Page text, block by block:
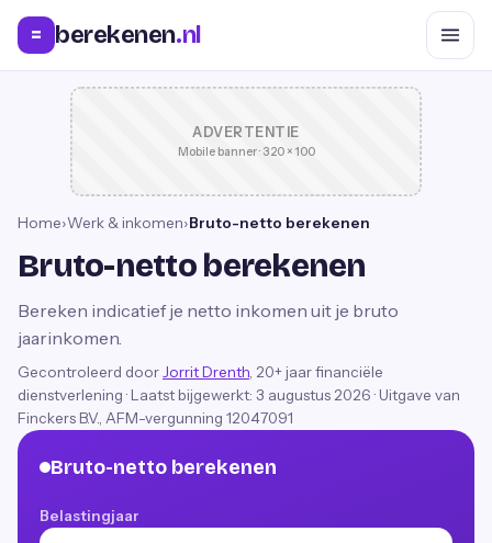
= berekenen.nl
ADVERTENTIE
Mobile banner · 320 × 100
Home›Werk & inkomen›Bruto-netto berekenen
Bruto-netto berekenen
Bereken indicatief je netto inkomen uit je bruto
jaarinkomen.
Gecontroleerd door Jorrit Drenth , 20+ jaar financiële
dienstverlening · Laatst bijgewerkt: 3 augustus 2026 · Uitgave van
Finckers B.V., AFM-vergunning 12047091
Bruto-netto berekenen
Belastingjaar